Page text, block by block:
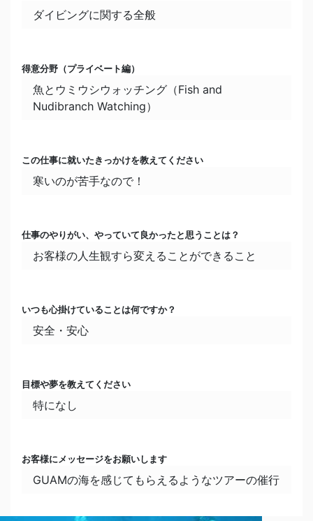
夏（グアムは一年中）
散歩
休日の過ごし方
バードウォッチング（グアムは鳥の種類が少なく
残念ですが）
ウミウシ（Nudibranch）は詳しいです
ダイビングに関する全般
得意分野（プライベート編）
魚とウミウシウォッチング（Fish and
Nudibranch Watching）
この仕事に就いたきっかけを教えてください
寒いのが苦手なので！
仕事のやりがい、やっていて良かったと思うことは？
お客様の人生観すら変えることができること
いつも心掛けていることは何ですか？
安全・安心
目標や夢を教えてください
特になし
お客様にメッセージをお願いします
GUAMの海を感じてもらえるようなツアーの催行